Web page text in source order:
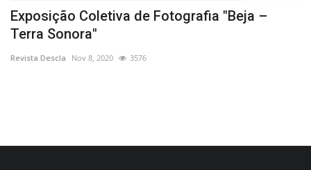
Exposição Coletiva de Fotografia "Beja –
Terra Sonora"
Revista Descla Nov 8, 2020 3576